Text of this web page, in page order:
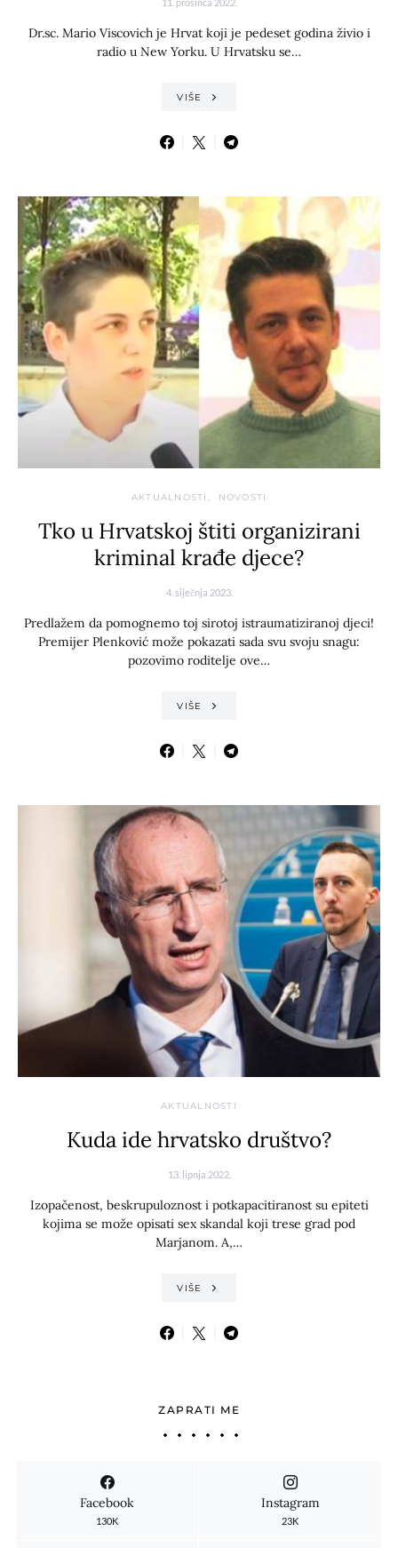
11. prosinca 2022.
Dr.sc. Mario Viscovich je Hrvat koji je pedeset godina živio i
radio u New Yorku. U Hrvatsku se…
VIŠE
AKTUALNOSTI NOVOSTI
Tko u Hrvatskoj štiti organizirani
kriminal krađe djece?
4. siječnja 2023.
Predlažem da pomognemo toj sirotoj istraumatiziranoj djeci!
Premijer Plenković može pokazati sada svu svoju snagu:
pozovimo roditelje ove…
VIŠE
AKTUALNOSTI
Kuda ide hrvatsko društvo?
13. lipnja 2022.
Izopačenost, beskrupuloznost i potkapacitiranost su epiteti
kojima se može opisati sex skandal koji trese grad pod
Marjanom. A,…
VIŠE
ZAPRATI ME
Facebook
130K
Instagram
23K